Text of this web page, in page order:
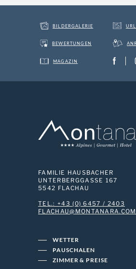
BILDERGALERIE
BEWERTUNGEN
MAGAZIN
FAMILIE HAUSBACHER
UNTERBERGGASSE 167
5542 FLACHAU
TEL.: +43 (0) 6457 / 2403
MOC.ARANATNOM@UAHCALF
WETTER
PAUSCHALEN
ZIMMER & PREISE